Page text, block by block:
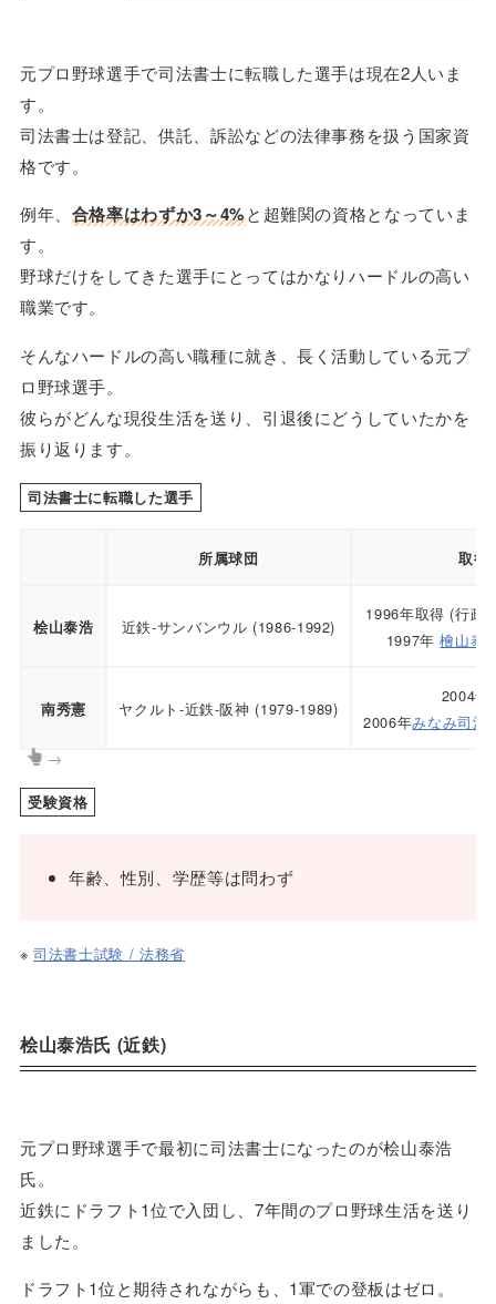
元プロ野球選手で司法書士に転職した選手は現在2人いま
す。
司法書士は登記、供託、訴訟などの法律事務を扱う国家資
格です。
例年、 合格率はわずか3～4%と超難関の資格となっていま
す。
野球だけをしてきた選手にとってはかなりハードルの高い
職業です。
そんなハードルの高い職種に就き、長く活動している元プ
ロ野球選手。
彼らがどんな現役生活を送り、引退後にどうしていたかを
振り返ります。
司法書士に転職した選手
所属球団 取得
桧山泰浩 近鉄-サンバンウル (1986-1992)
1996年取得 (行政
1997年檜山泰
南秀憲 ヤクルト-近鉄-阪神 (1979-1989)
2004年
2006年みなみ司法
→
受験資格
年齢、性別、学歴等は問わず
※司法書士試験 / 法務省
桧山泰浩氏 (近鉄)
元プロ野球選手で最初に司法書士になったのが桧山泰浩
氏。
近鉄にドラフト1位で入団し、7年間のプロ野球生活を送り
ました。
ドラフト1位と期待されながらも、1軍での登板はゼロ。